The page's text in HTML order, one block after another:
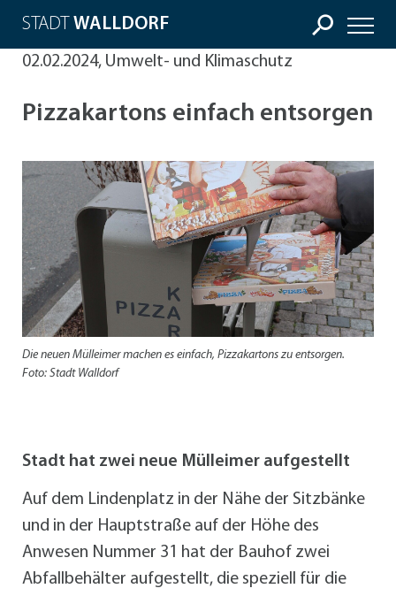
STADT WALLDORF
02.02.2024, Umwelt- und Klimaschutz
Pizzakartons einfach entsorgen
Die neuen Mülleimer machen es einfach, Pizzakartons zu entsorgen.
Foto: Stadt Walldorf
Stadt hat zwei neue Mülleimer aufgestellt
Auf dem Lindenplatz in der Nähe der Sitzbänke
und in der Hauptstraße auf der Höhe des
Anwesen Nummer 31 hat der Bauhof zwei
Abfallbehälter aufgestellt, die speziell für die